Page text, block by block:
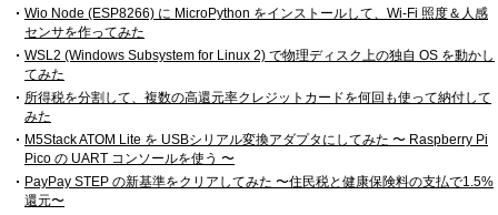
Wio Node (ESP8266) に MicroPython をインストールして、Wi-Fi 照度＆人感
センサを作ってみた
WSL2 (Windows Subsystem for Linux 2) で物理ディスク上の独自 OS を動かし
てみた
所得税を分割して、複数の高還元率クレジットカードを何回も使って納付して
みた
M5Stack ATOM Lite を USBシリアル変換アダプタにしてみた 〜 Raspberry Pi
Pico の UART コンソールを使う 〜
PayPay STEP の新基準をクリアしてみた 〜住民税と健康保険料の支払で1.5%
還元〜